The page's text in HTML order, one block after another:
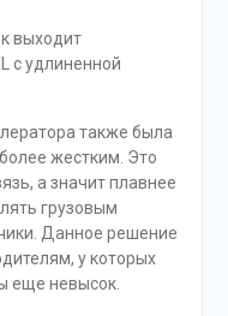
выходит
с удлиненной
также была
жестким. Это
а значит плавнее
грузовым
Данное решение
у которых
еще невысок.